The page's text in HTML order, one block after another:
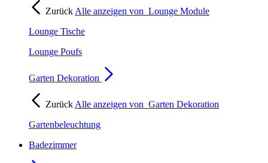
Zurück Alle anzeigen von Lounge Module
Lounge Tische
Lounge Poufs
Garten Dekoration
Zurück Alle anzeigen von Garten Dekoration
Gartenbeleuchtung
Badezimmer